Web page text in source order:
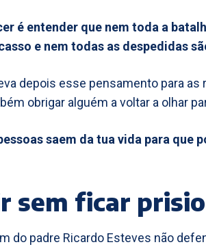
é entender que nem toda a
e nem todas as despedidas
depois esse pensamento para
obrigar alguém a voltar a olhar
saem da tua vida para que
sem ficar
do padre Ricardo Esteves não